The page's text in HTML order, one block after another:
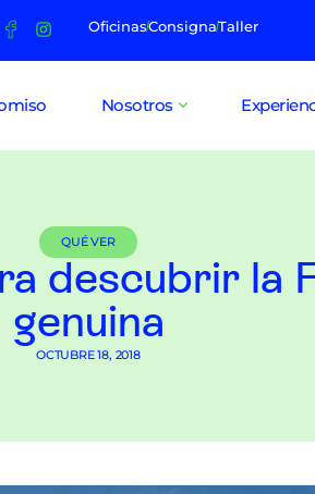
OficinasConsignaTaller
Nosotros
QUÉ VER
descubrir la
genuina
OCTUBRE 18, 2018